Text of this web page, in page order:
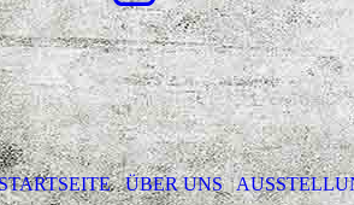
ÜBER UNS